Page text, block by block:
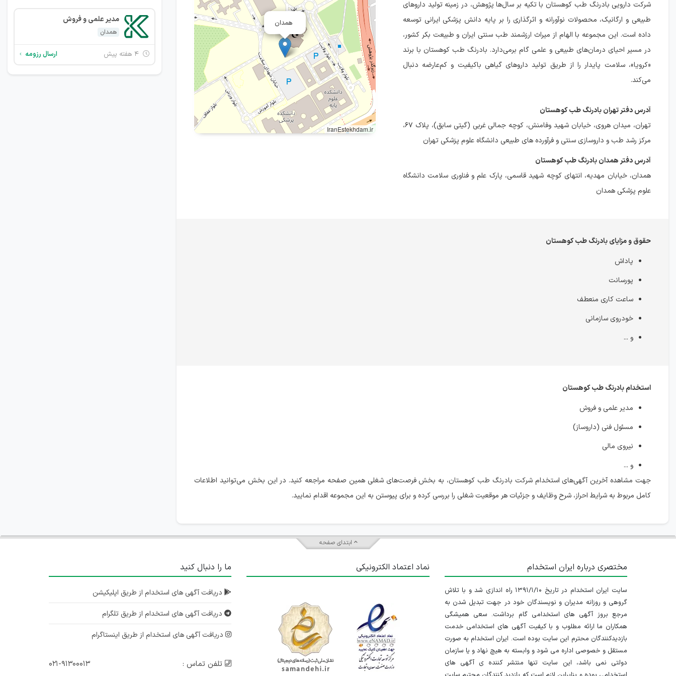
شرکت دارویی بادرنگ طب کوهستان با تکیه بر سال‌ها پژوهش، در زمینه تولید داروهای
طبیعی و ارگانیک، محصولات نوآورانه و اثرگذاری را بر پایه دانش پزشکی ایرانی توسعه
داده است. این مجموعه با الهام از میراث ارزشمند طب سنتی ایران و طبیعت بکر کشور،
در مسیر احیای درمان‌های طبیعی و علمی گام برمی‌دارد. بادرنگ طب کوهستان با برند
«کرویا»، سلامت پایدار را از طریق تولید داروهای گیاهی باکیفیت و کم‌عارضه دنبال
می‌کند.
آدرس دفتر تهران بادرنگ طب کوهستان
تهران، میدان هروی، خیابان شهید وفامنش، کوچه جمالی غربی (گیتی سابق)، پلاک ۶۷،
مرکز رشد طب و داروسازی سنتی و فرآورده های طبیعی دانشگاه علوم پزشکی تهران
آدرس دفتر همدان بادرنگ طب کوهستان
همدان، خیابان مهدیه، انتهای کوچه شهید قاسمی، پارک علم و فناوری سلامت دانشگاه
علوم پزشکی همدان
همدان
IranEstekhdam.ir
حقوق و مزایای بادرنگ طب کوهستان
پاداش
پورسانت
ساعت کاری منعطف
خودروی سازمانی
و ...
استخدام بادرنگ طب کوهستان
مدیر علمی و فروش
مسئول فنی (داروساز)
نیروی مالی
و ...
جهت مشاهده آخرین آگهی‌های استخدام شرکت بادرنگ طب کوهستان، به بخش فرصت‌های شغلی همین صفحه مراجعه کنید. در این بخش می‌توانید اطلاعات
کامل مربوط به شرایط احراز، شرح وظایف و جزئیات هر موقعیت شغلی را بررسی کرده و برای پیوستن به این مجموعه اقدام نمایید.
مدیر علمی و فروش
همدان
ارسال رزومه
ابتدای صفحه
مختصری درباره ایران استخدام
سایت ایران استخدام در تاریخ ۱۳۹۱/۱/۱۰ راه اندازی شد و با تلاش
گروهی و روزانه مدیران و نویسندگان خود در جهت تبدیل شدن به
مرجع بروز آگهی های استخدامی گام برداشت. سعی همیشگی
همکاران ما ارائه مطلوب و با کیفیت آگهی های استخدامی خدمت
بازدیدکنندگان محترم این سایت بوده است. ایران استخدام به صورت
مستقل و خصوصی اداره می شود و وابسته به هیچ نهاد و یا سازمان
دولتی نمی باشد، این سایت تنها منتشر کننده ی آگهی های
نماد اعتماد الکترونیکی ما را دنبال کنید
دریافت آگهی های استخدام از طریق اپلیکیشن
دریافت آگهی های استخدام از طریق تلگرام
دریافت آگهی های استخدام از طریق اینستاگرام
تلفن تماس :
۰۲۱-۹۱۳۰۰۰۱۳